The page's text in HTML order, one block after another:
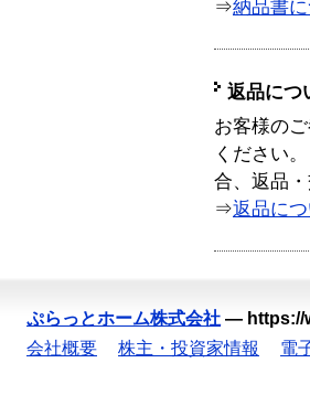
⇒納品書
返品につ
お客様の
ください
合、返品
⇒返品に
ぷらっとホーム株式会社 — https://
会社概要
株主・投資家情報 電